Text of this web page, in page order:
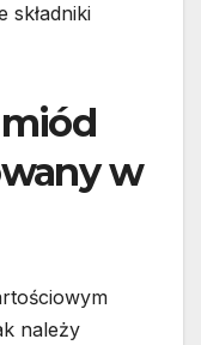
składniki
w
należy